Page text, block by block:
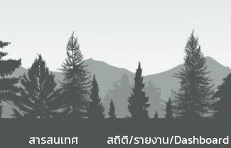
สารสนเทศ สถิติ/รายงาน/Dashboard